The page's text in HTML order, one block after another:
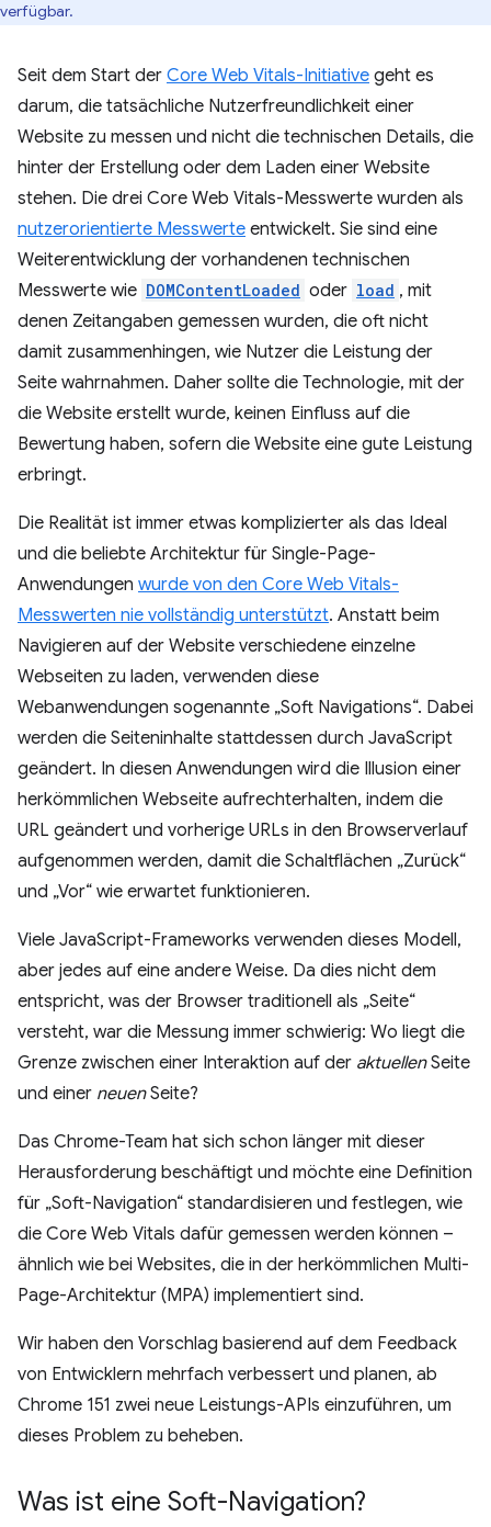
verfügbar.
Seit dem Start der Core Web Vitals-Initiative geht es
darum, die tatsächliche Nutzerfreundlichkeit einer
Website zu messen und nicht die technischen Details, die
hinter der Erstellung oder dem Laden einer Website
stehen. Die drei Core Web Vitals-Messwerte wurden als
nutzerorientierte Messwerte entwickelt. Sie sind eine
Weiterentwicklung der vorhandenen technischen
Messwerte wie DOMContentLoaded oder load , mit
denen Zeitangaben gemessen wurden, die oft nicht
damit zusammenhingen, wie Nutzer die Leistung der
Seite wahrnahmen. Daher sollte die Technologie, mit der
die Website erstellt wurde, keinen Einfluss auf die
Bewertung haben, sofern die Website eine gute Leistung
erbringt.
Die Realität ist immer etwas komplizierter als das Ideal
und die beliebte Architektur für Single-Page-
Anwendungen wurde von den Core Web Vitals-
Messwerten nie vollständig unterstützt. Anstatt beim
Navigieren auf der Website verschiedene einzelne
Webseiten zu laden, verwenden diese
Webanwendungen sogenannte „Soft Navigations“. Dabei
werden die Seiteninhalte stattdessen durch JavaScript
geändert. In diesen Anwendungen wird die Illusion einer
herkömmlichen Webseite aufrechterhalten, indem die
URL geändert und vorherige URLs in den Browserverlauf
aufgenommen werden, damit die Schaltflächen „Zurück“
und „Vor“ wie erwartet funktionieren.
Viele JavaScript-Frameworks verwenden dieses Modell,
aber jedes auf eine andere Weise. Da dies nicht dem
entspricht, was der Browser traditionell als „Seite“
versteht, war die Messung immer schwierig: Wo liegt die
Grenze zwischen einer Interaktion auf der aktuellenSeite
und einer neuenSeite?
Das Chrome-Team hat sich schon länger mit dieser
Herausforderung beschäftigt und möchte eine Definition
für „Soft-Navigation“ standardisieren und festlegen, wie
die Core Web Vitals dafür gemessen werden können –
ähnlich wie bei Websites, die in der herkömmlichen Multi-
Page-Architektur (MPA) implementiert sind.
Wir haben den Vorschlag basierend auf dem Feedback
von Entwicklern mehrfach verbessert und planen, ab
Chrome 151 zwei neue Leistungs-APIs einzuführen, um
dieses Problem zu beheben.
Was ist eine Soft-Navigation?